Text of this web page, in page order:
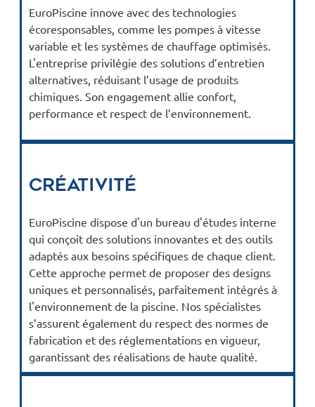
EuroPiscine innove avec des technologies
écoresponsables, comme les pompes à vitesse
variable et les systèmes de chauffage optimisés.
L'entreprise privilégie des solutions d’entretien
alternatives, réduisant l’usage de produits
chimiques. Son engagement allie confort,
performance et respect de l’environnement.
Créativité
EuroPiscine dispose d'un bureau d'études interne
qui conçoit des solutions innovantes et des outils
adaptés aux besoins spécifiques de chaque client.
Cette approche permet de proposer des designs
uniques et personnalisés, parfaitement intégrés à
l'environnement de la piscine. Nos spécialistes
s’assurent également du respect des normes de
fabrication et des réglementations en vigueur,
garantissant des réalisations de haute qualité.